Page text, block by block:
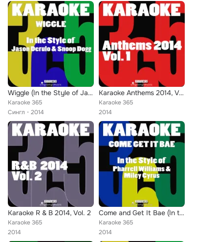
Wiggle (In the Style of Jason Derulo & Snoop Dogg) [Karaoke Version] - Single
Karaoke 365
Сингл
2014
Karaoke Anthems 2014, Vol. 1
Karaoke 365
2014
Karaoke R & B 2014, Vol. 2
Karaoke 365
2014
Come and Get It Bae (In the Style of Pharrell Williams & Miley Cyrus) [Karaoke Version] - Single
Karaoke 365
2014